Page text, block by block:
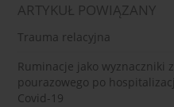
ARTYKUŁ POWIĄZANY
Trauma relacyjna
Ruminacje jako wyznaczniki
pourazowego po
Covid-19